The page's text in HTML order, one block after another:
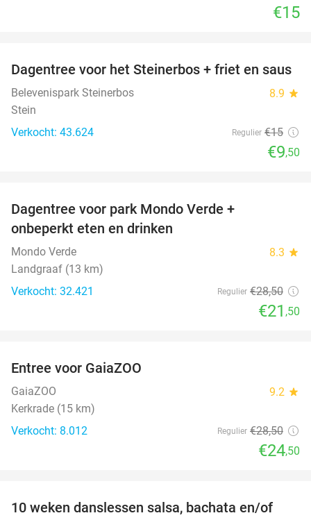
€15
37%
Dagentree voor het Steinerbos + friet en saus
Belevenispark Steinerbos 8.9 star
Stein
Verkocht: 43.624
Regulier €15
€9,50
Dagentree voor park Mondo Verde +
onbeperkt eten en drinken
Mondo Verde 8.3 star
Landgraaf (13 km)
Verkocht: 32.421
Regulier €28,50
€21 ,50
Entree voor GaiaZOO
GaiaZOO 9.2 star
Kerkrade (15 km)
Verkocht: 8.012
Regulier €28,50
€24,50
56%
10 weken danslessen salsa, bachata en/of